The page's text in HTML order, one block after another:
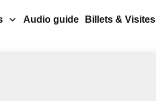
Audio guide Billets & Visites